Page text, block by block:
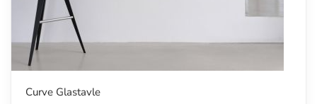
Curve Glastavle